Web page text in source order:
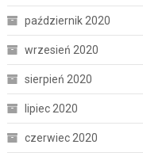
październik 2020
wrzesień 2020
sierpień 2020
lipiec 2020
czerwiec 2020